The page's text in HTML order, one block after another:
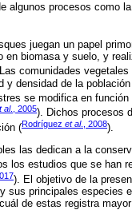
algunos procesos como
juegan un papel
en biomasa y suelo, y
comunidades
densidad de la
se modifica en
al., 2005). Dichos procesos
(Rodríguez et al., 2008).
las dedican a la
los estudios que se han
). El objetivo de la
sus principales especies
de estas registra